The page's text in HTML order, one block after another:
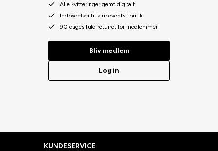
Alle kvitteringer gemt digitalt
Indbydelser til klubevents i butik
90 dages fuld returret for medlemmer
Bliv medlem
Log in
KUNDESERVICE